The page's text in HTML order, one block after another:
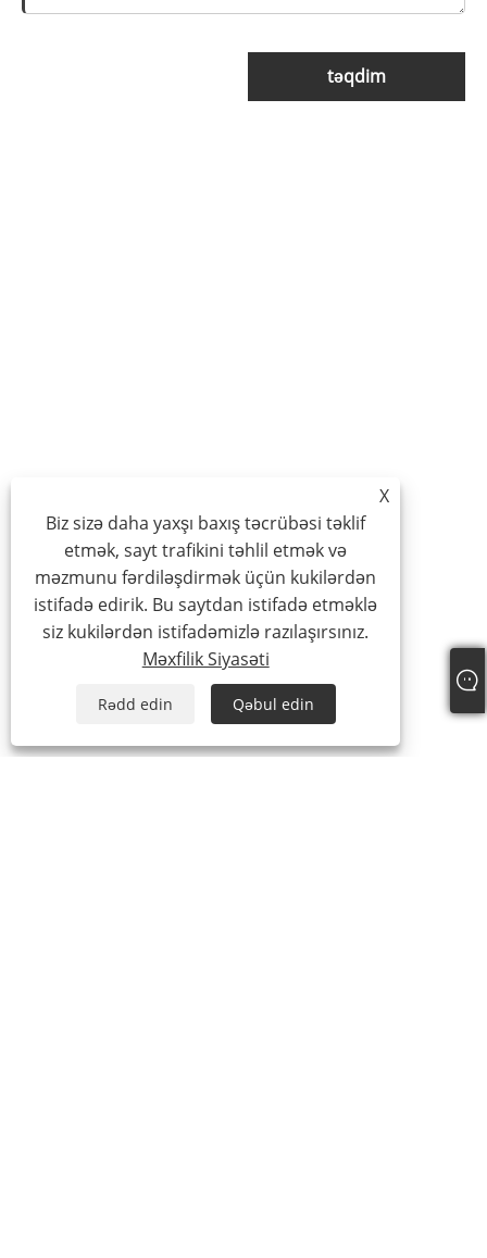
təqdim
X
Biz sizə daha yaxşı baxış təcrübəsi təklif
etmək, sayt trafikini təhlil etmək və
məzmunu fərdiləşdirmək üçün kukilərdən
istifadə edirik. Bu saytdan istifadə etməklə
siz kukilərdən istifadəmizlə razılaşırsınız.
Məxfilik Siyasəti
Rədd edin Qəbul edin